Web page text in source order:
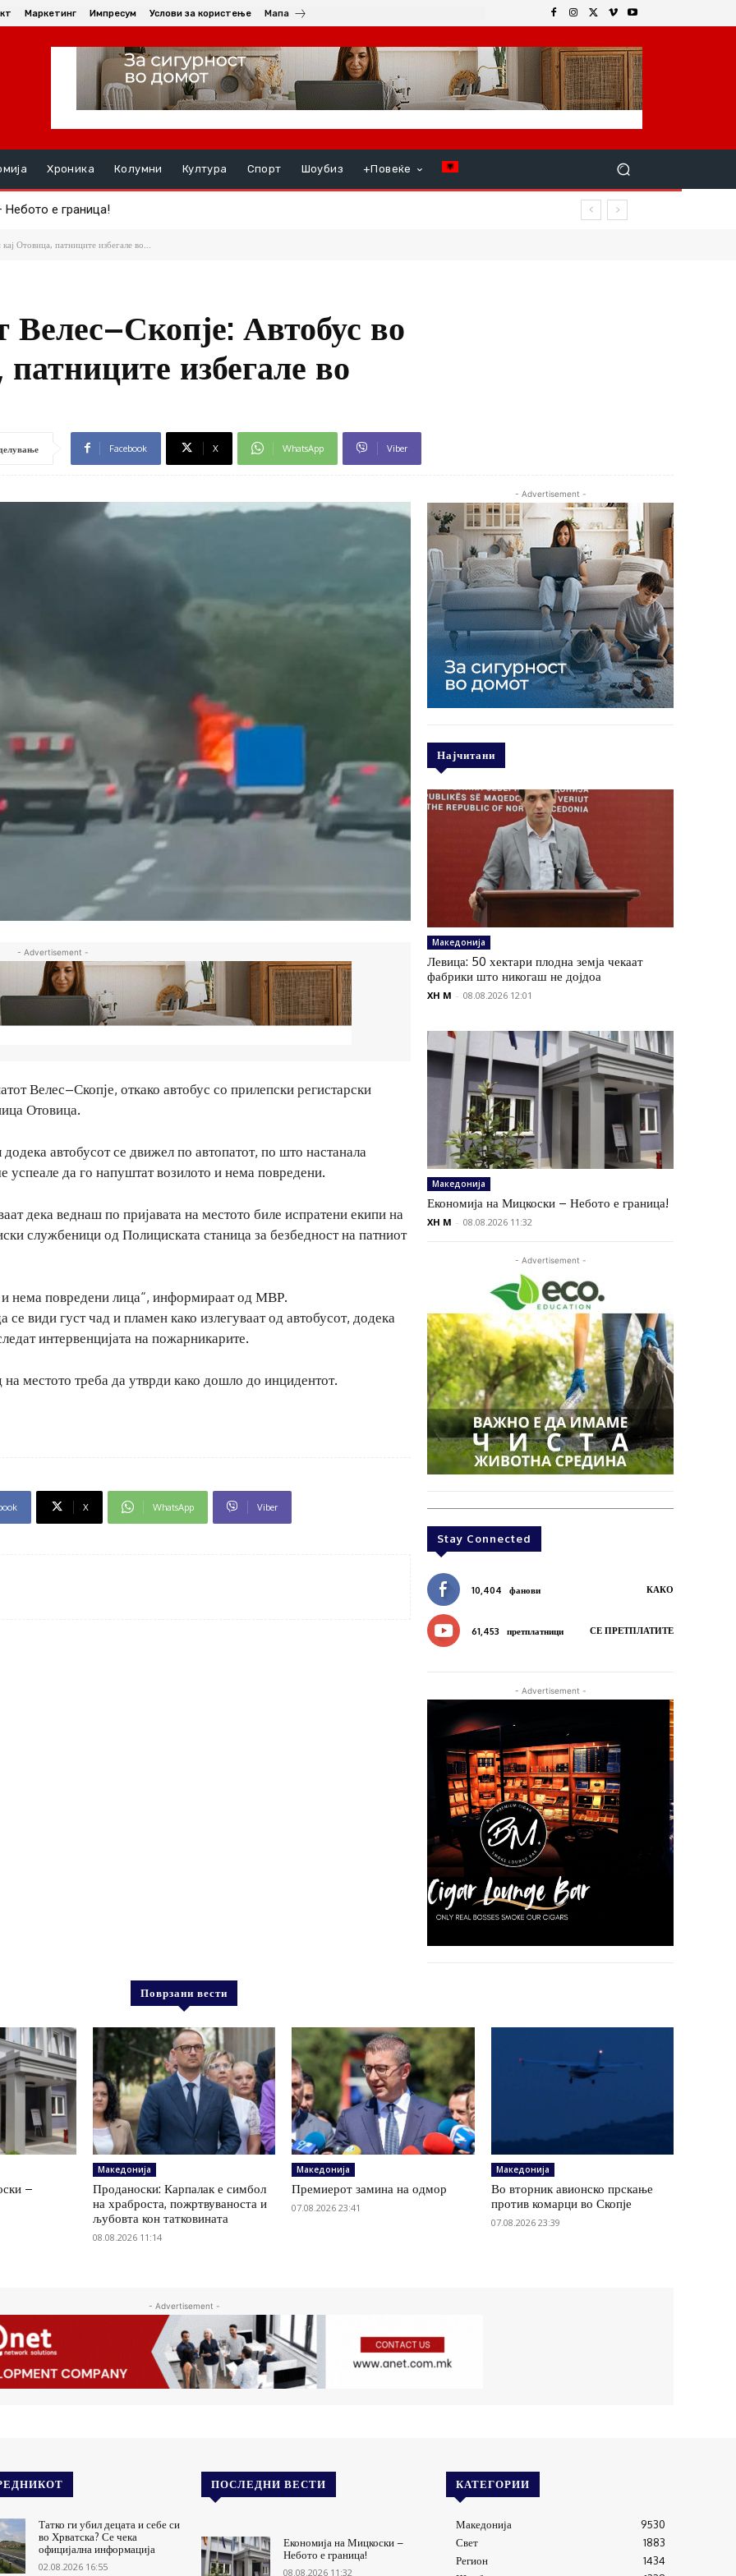
Маркетинг Импресум Услови за користење Мапа
Хроника Колумни Култура Спорт Шоубиз +Повеќе
е граница!
на храброста, пожртвуваноста и љубовта кон татковината
Отовица, патниците избегале во...
Автобус во
избегале во
Facebook X WhatsApp Viber
- Advertisement -
Велес–Скопје, откако автобус со прилепски регистарски
Отовица.
автобусот се движел по автопатот, по што настанала
успеале да го напуштат возилото и нема повредени.
дека веднаш по пријавата на местото биле испратени екипи на
службеници од Полициската станица за безбедност на патниот
нема повредени лица“, информираат од МВР.
види густ чад и пламен како излегуваат од автобусот, додека
интервенцијата на пожарникарите.
местото треба да утврди како дошло до инцидентот.
X WhatsApp Viber
- Advertisement -
Најчитани
Македонија
Левица: 50 хектари плодна земја чекаат
фабрики што никогаш не дојдоа
XH M - 08.08.2026 12:01
Македонија
Економија на Мицкоски – Небото е граница!
XH M - 08.08.2026 11:32
- Advertisement -
Stay Connected
10,404 фанови КАКО
61,453 претплатници СЕ ПРЕТПЛАТИТЕ
- Advertisement -
Поврзани вести
–
Македонија
Проданоски: Карпалак е симбол
на храброста, пожртвуваноста и
љубовта кон татковината
08.08.2026 11:14
Македонија
Премиерот замина на одмор
07.08.2026 23:41
Македонија
Во вторник авионско прскање
против комарци во Скопје
07.08.2026 23:39
- Advertisement -
Татко ги убил децата и себе си
во Хрватска? Се чека
официјална информација
02.08.2026 16:55
ПОСЛЕДНИ ВЕСТИ
Економија на Мицкоски –
Небото е граница!
08.08.2026 11:32
КАТЕГОРИИ
Македонија
9530
Свет
1883
Регион
1434